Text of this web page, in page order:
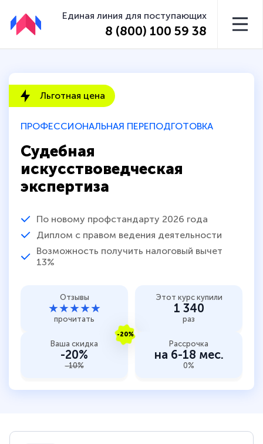
Единая линия для поступающих
8 (800) 100 59 38
ПРОФЕССИОНАЛЬНАЯ ПЕРЕПОДГОТОВКА
Судебная
искусствоведческая
экспертиза
По новому профстандарту 2026 года
Диплом с правом ведения деятельности
Возможность получить налоговый вычет
13%
Льготная цена
Отзывы
★★★★★
прочитать
Этот курс купили
1 340
раз
-20%
Ваша скидка
-20%
-10%
Рассрочка
на 6-18 мес.
0%